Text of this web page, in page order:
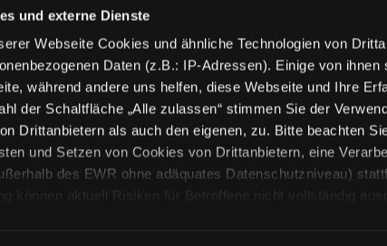
und externe Dienste
Webseite Cookies und ähnliche Technologien von
Daten (z.B.: IP-Adressen). Einige von ihnen
während andere uns helfen, diese Webseite und Ihre
der Schaltfläche „Alle zulassen“ stimmen Sie der
Drittanbietern als auch den eigenen, zu. Bitte beachten
und Setzen von Cookies von Drittanbietern, eine
des EWR ohne adäquates Datenschutzniveau)
können aktuell Risiken für Betroffene nicht vollständig